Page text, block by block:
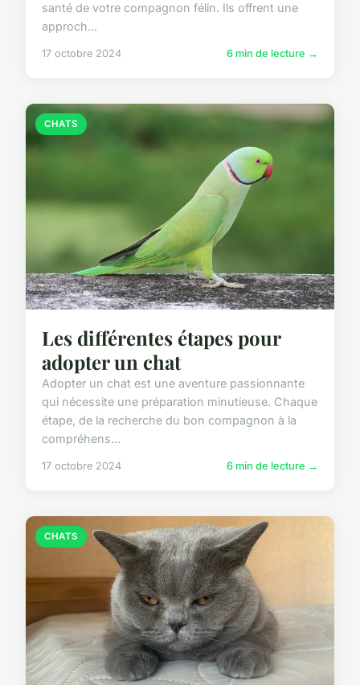
santé de votre compagnon félin. Ils offrent une
approch...
17 octobre 2024 6 min de lecture →
CHATS
Les différentes étapes pour
adopter un chat
Adopter un chat est une aventure passionnante
qui nécessite une préparation minutieuse. Chaque
étape, de la recherche du bon compagnon à la
compréhens...
17 octobre 2024 6 min de lecture →
CHATS